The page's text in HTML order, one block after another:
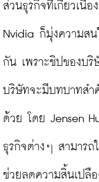
ส่วนธุรกิจที่เกี่ยวเนื่
Nvidia ก็มุ่งความสน
กัน เพราะชิปของบริ
บริษัทจะมีบทบาทสำ
ด้วย โดย Jensen
ธุรกิจต่างๆ สามารถ
ช่วยลดความสิ้นเปลื